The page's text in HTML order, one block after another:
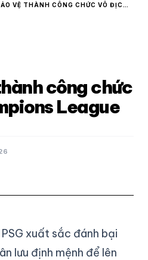
VỆ THÀNH CÔNG CHỨC VÔ ĐỊCH
công chức
League
xuất sắc đánh bại
lưu định mệnh để lên